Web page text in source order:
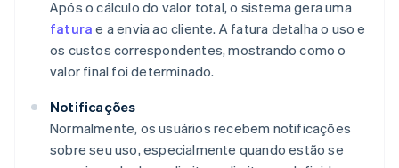
Após o cálculo do valor total, o sistema gera uma
fatura e a envia ao cliente. A fatura detalha o uso e
os custos correspondentes, mostrando como o
valor final foi determinado.
Notificações
Normalmente, os usuários recebem notificações
sobre seu uso, especialmente quando estão se